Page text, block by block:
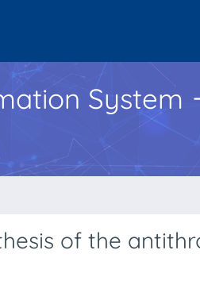
System
of the